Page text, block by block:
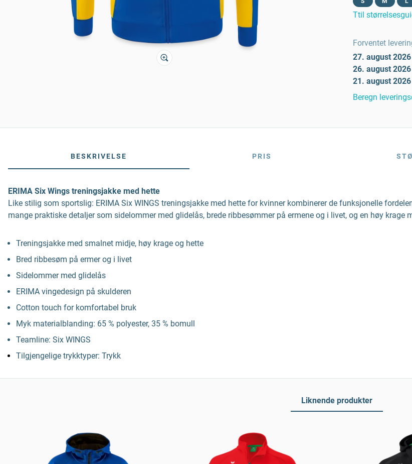
Ttil
Forventet
27. august 2026
26. august 2026
21. august 2026
Beregn
BESKRIVELSE PRIS
ERIMA Six Wings treningsjakke med hette
Like stilig som sportslig: ERIMA Six WINGS treningsjakke med hette for kvinner kombinerer de funksjonelle
mange praktiske detaljer som sidelommer med glidelås, brede ribbesømmer på ermene og i livet, og en høy
Treningsjakke med smalnet midje, høy krage og hette
Bred ribbesøm på ermer og i livet
Sidelommer med glidelås
ERIMA vingedesign på skulderen
Cotton touch for komfortabel bruk
Myk materialblanding: 65 % polyester, 35 % bomull
Teamline: Six WINGS
Tilgjengelige trykktyper: Trykk
Liknende produkter